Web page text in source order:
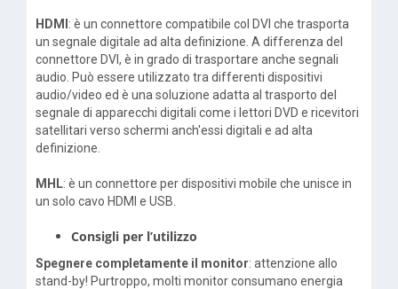
HDMI : è un connettore compatibile col DVI che trasporta
un segnale digitale ad alta definizione. A differenza del
connettore DVI, è in grado di trasportare anche segnali
audio. Può essere utilizzato tra differenti dispositivi
audio/video ed è una soluzione adatta al trasporto del
segnale di apparecchi digitali come i lettori DVD e ricevitori
satellitari verso schermi anch'essi digitali e ad alta
definizione.
MHL: è un connettore per dispositivi mobile che unisce in
un solo cavo HDMI e USB.
Consigli per l’utilizzo
Spegnere completamente il monitor: attenzione allo
stand-by! Purtroppo, molti monitor consumano energia